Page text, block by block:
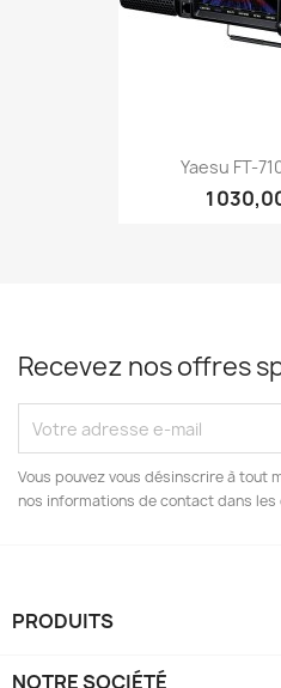
Yaesu FT-
1
Recevez nos offres
Vous pouvez vous désinscrire à tout
nos informations de contact dans
PRODUITS
NOTRE SOCIÉTÉ